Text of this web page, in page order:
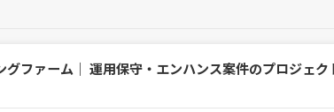
グファーム｜ 運用保守・エンハンス案件のプロジェク